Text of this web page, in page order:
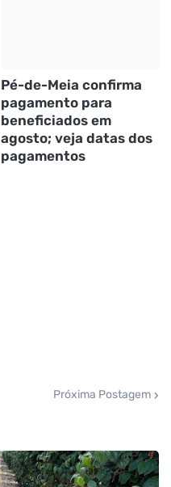
Pé-de-Meia confirma
pagamento para
beneficiados em
agosto; veja datas dos
pagamentos
Próxima Postagem